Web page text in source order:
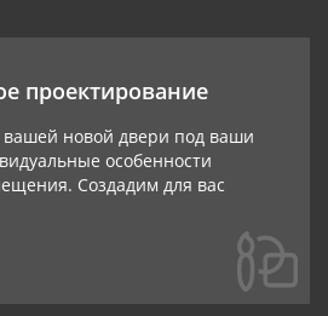
проектирование
вашей новой двери под ваши
особенности
Создадим для вас